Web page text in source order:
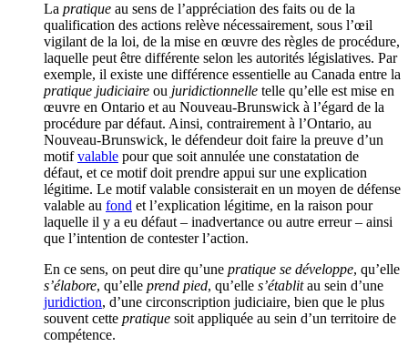
La pratique au sens de l’appréciation des faits ou de la
qualification des actions relève nécessairement, sous l’œil
vigilant de la loi, de la mise en œuvre des règles de procédure,
laquelle peut être différente selon les autorités législatives. Par
exemple, il existe une différence essentielle au Canada entre la
pratique judiciaire ou juridictionnelle telle qu’elle est mise en
œuvre en Ontario et au Nouveau-Brunswick à l’égard de la
procédure par défaut. Ainsi, contrairement à l’Ontario, au
Nouveau-Brunswick, le défendeur doit faire la preuve d’un
motifvalable pour que soit annulée une constatation de
défaut, et ce motif doit prendre appui sur une explication
légitime. Le motif valable consisterait en un moyen de défense
valable au fond et l’explication légitime, en la raison pour
laquelle il y a eu défaut – inadvertance ou autre erreur – ainsi
que l’intention de contester l’action.
En ce sens, on peut dire qu’une pratique se développe, qu’elle
s’élabore, qu’elle prend pied, qu’elle s’établitau sein d’une
juridiction, d’une circonscription judiciaire, bien que le plus
souvent cette pratique soit appliquée au sein d’un territoire de
compétence.